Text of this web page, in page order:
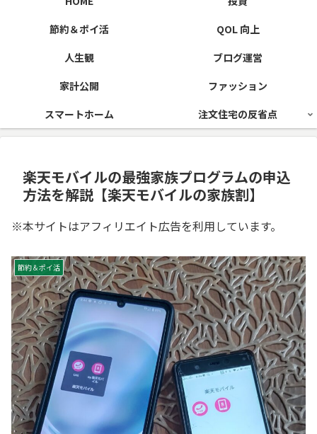
節約＆ポイ活
QOL 向上
人生観
ブログ運営
家計公開
ファッション
スマートホーム
注文住宅の反省点
楽天モバイルの最強家族プログラムの申込
方法を解説【楽天モバイルの家族割】
※本サイトはアフィリエイト広告を利用しています。
節約＆ポイ活